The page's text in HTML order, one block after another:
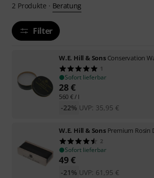
2 Produkte · Beratung
Filter
W.E. Hill & Sons Conservation
1
Sofort lieferbar
28€
560 €/ l
UVP: 35,95 €
-22%
W.E. Hill & Sons Premium Rosin
2
Sofort lieferbar
49€
UVP: 61,95 €
-21%